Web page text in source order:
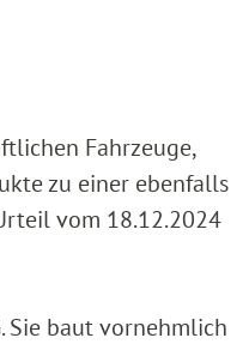
Fahrzeuge,
zu einer ebenfalls
vom 18.12.2024
Sie baut vornehmlich